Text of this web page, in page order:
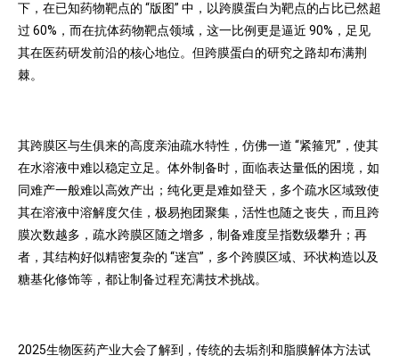
下，在已知药物靶点的 “版图” 中，以跨膜蛋白为靶点的占比已然超
过 60%，而在抗体药物靶点领域，这一比例更是逼近 90%，足见
其在医药研发前沿的核心地位。但跨膜蛋白的研究之路却布满荆
棘。
其跨膜区与生俱来的高度亲油疏水特性，仿佛一道 “紧箍咒”，使其
在水溶液中难以稳定立足。体外制备时，面临表达量低的困境，如
同难产一般难以高效产出；纯化更是难如登天，多个疏水区域致使
其在溶液中溶解度欠佳，极易抱团聚集，活性也随之丧失，而且跨
膜次数越多，疏水跨膜区随之增多，制备难度呈指数级攀升；再
者，其结构好似精密复杂的 “迷宫”，多个跨膜区域、环状构造以及
糖基化修饰等，都让制备过程充满技术挑战。
2025生物医药产业大会了解到，传统的去垢剂和脂膜解体方法试